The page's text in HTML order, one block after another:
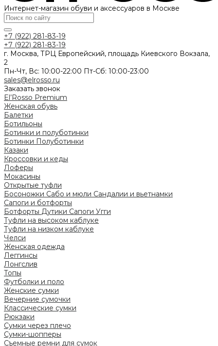
Интернет-магазин обуви и аксессуаров в Москве
+7 (922) 281-83-19
+7 (922) 281-83-19
г. Москва, ТРЦ Европейский, площадь Киевского Вокзала,
2
Пн-Чт, Вс: 10:00-22:00 Пт-Сб: 10:00-23:00
sales@elrosso.ru
Заказать звонок
El’Rosso Premium
Женская обувь
Балетки
Ботильоны
Ботинки и полуботинки
Ботинки Полуботинки
Казаки
Кроссовки и кеды
Лоферы
Мокасины
Открытые туфли
Босоножки Сабо и мюли Сандалии и вьетнамки
Сапоги и ботфорты
Ботфорты Дутики Сапоги Угги
Туфли на высоком каблуке
Туфли на низком каблуке
Челси
Женская одежда
Леггинсы
Лонгслив
Топы
Футболки и поло
Женские сумки
Вечерние сумочки
Классические сумки
Рюкзаки
Сумки через плечо
Сумки-шопперы
Съемные ремни для сумок